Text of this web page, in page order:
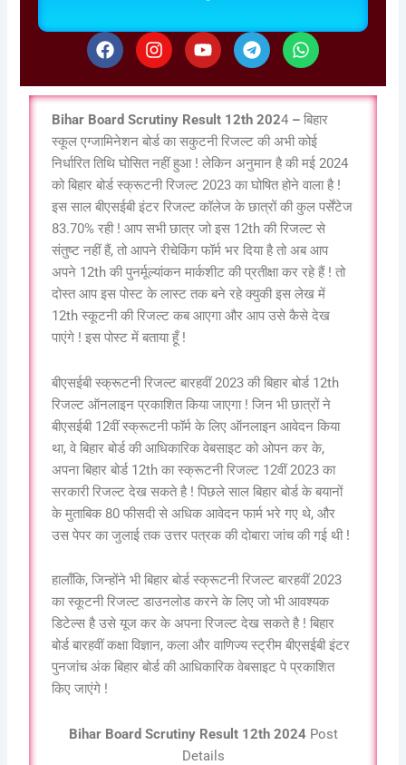
F
a
e
b
o
o
k
I
n
t
a
g
r
a
m
Y
o
t
u
b
e
T
e
e
g
r
a
m
W
h
t
s
a
p
p
Bihar Board Scrutiny Result 12th 2024 –बिहार
स्कूल एग्जामिनेशन बोर्ड का सकुटनी रिजल्ट की अभी कोई
निर्धारित तिथि घोसित नहीं हुआ ! लेकिन अनुमान है की मई 2024
को बिहार बोर्ड स्क्रूटनी रिजल्ट 2023 का घोषित होने वाला है !
इस साल बीएसईबी इंटर रिजल्ट कॉलेज के छात्रों की कुल पर्सेंटेज
83.70% रही ! आप सभी छात्र जो इस 12th की रिजल्ट से
संतुष्ट नहीं हैं, तो आपने रीचेकिंग फॉर्म भर दिया है तो अब आप
अपने 12th की पुनर्मूल्यांकन मार्कशीट की प्रतीक्षा कर रहे हैं ! तो
दोस्त आप इस पोस्ट के लास्ट तक बने रहे क्युकी इस लेख में
12th स्कूटनी की रिजल्ट कब आएगा और आप उसे कैसे देख
पाएंगे ! इस पोस्ट में बताया हूँ !
बीएसईबी स्क्रूटनी रिजल्ट बारहवीं 2023 की बिहार बोर्ड 12th
रिजल्ट ऑनलाइन प्रकाशित किया जाएगा ! जिन भी छात्रों ने
बीएसईबी 12वीं स्क्रूटनी फॉर्म के लिए ऑनलाइन आवेदन किया
था, वे बिहार बोर्ड की आधिकारिक वेबसाइट को ओपन कर के,
अपना बिहार बोर्ड 12th का स्क्रूटनी रिजल्ट 12वीं 2023 का
सरकारी रिजल्ट देख सकते है ! पिछले साल बिहार बोर्ड के बयानों
के मुताबिक 80 फीसदी से अधिक आवेदन फार्म भरे गए थे, और
उस पेपर का जुलाई तक उत्तर पत्रक की दोबारा जांच की गई थी !
हालाँकि, जिन्होंने भी बिहार बोर्ड स्क्रूटनी रिजल्ट बारहवीं 2023
का स्कूटनी रिजल्ट डाउनलोड करने के लिए जो भी आवश्यक
डिटेल्स है उसे यूज कर के अपना रिजल्ट देख सकते है ! बिहार
बोर्ड बारहवीं कक्षा विज्ञान, कला और वाणिज्य स्ट्रीम बीएसईबी इंटर
पुनजांच अंक बिहार बोर्ड की आधिकारिक वेबसाइट पे प्रकाशित
किए जाएंगे !
Bihar Board Scrutiny Result 12th 2024Post
Details